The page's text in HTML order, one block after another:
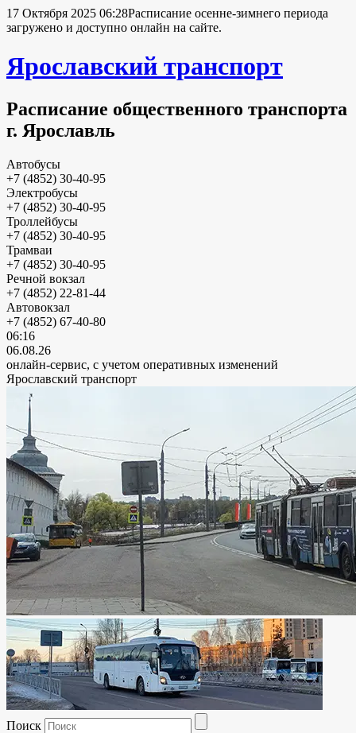
17 Октября 2025 06:28Расписание осенне-зимнего периода
загружено и доступно онлайн на сайте.
Ярославский транспорт
Расписание общественного транспорта
г. Ярославль
Автобусы
+7 (4852) 30-40-95
Электробусы
+7 (4852) 30-40-95
Троллейбусы
+7 (4852) 30-40-95
Трамваи
+7 (4852) 30-40-95
Речной вокзал
+7 (4852) 22-81-44
Автовокзал
+7 (4852) 67-40-80
06:16
06.08.26
онлайн-сервис, с учетом оперативных изменений
Ярославский транспорт
Поиск